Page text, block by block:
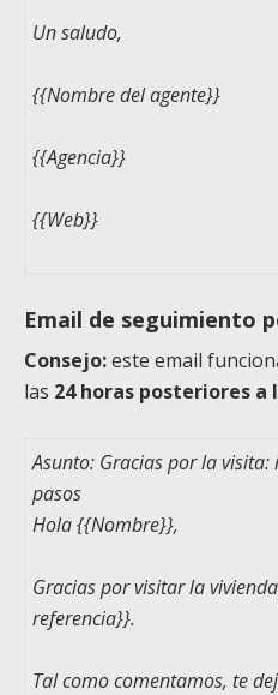
Un saludo,
{{Nombre del agente}}
{{Agencia}}
{{Web}}
Email de seguimiento
Consejo:este email
las 24 horas posteriores a
Asunto: Gracias por la
pasos
Hola{{Nombre}},
Gracias por visitar la
referencia}}.
Tal como comentamos, te